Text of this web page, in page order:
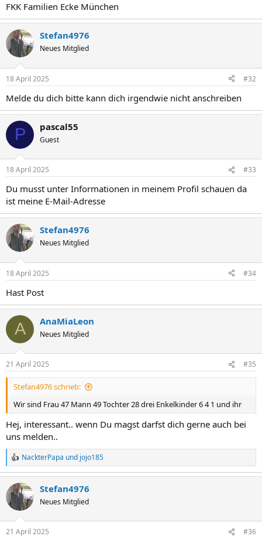
FKK Familien Ecke München
Stefan4976
Neues Mitglied
18 April 2025 #32
Melde du dich bitte kann dich irgendwie nicht anschreiben
P pascal55
Guest
18 April 2025 #33
Du musst unter Informationen in meinem Profil schauen da
ist meine E-Mail-Adresse
Stefan4976
Neues Mitglied
18 April 2025 #34
Hast Post
A AnaMiaLeon
Neues Mitglied
21 April 2025 #35
Stefan4976 schrieb:
Wir sind Frau 47 Mann 49 Tochter 28 drei Enkelkinder 6 4 1 und ihr
Hej, interessant.. wenn Du magst darfst dich gerne auch bei
uns melden..
R
e
a
k
t
i
NackterPapa und jojo185
Stefan4976
Neues Mitglied
21 April 2025 #36